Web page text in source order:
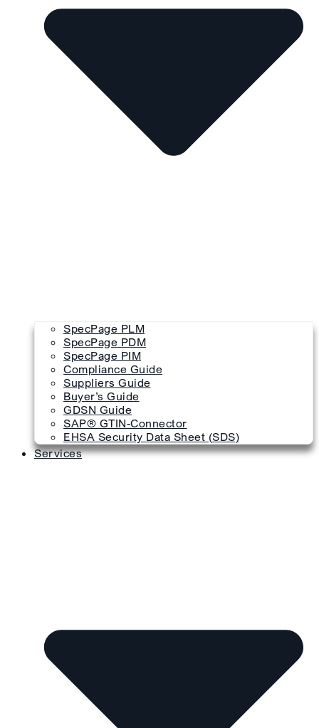
SpecPage PLM
SpecPage PDM
SpecPage PIM
Compliance Guide
Suppliers Guide
Buyer’s Guide
GDSN Guide
SAP® GTIN-Connector
EHSA Security Data Sheet (SDS)
Services